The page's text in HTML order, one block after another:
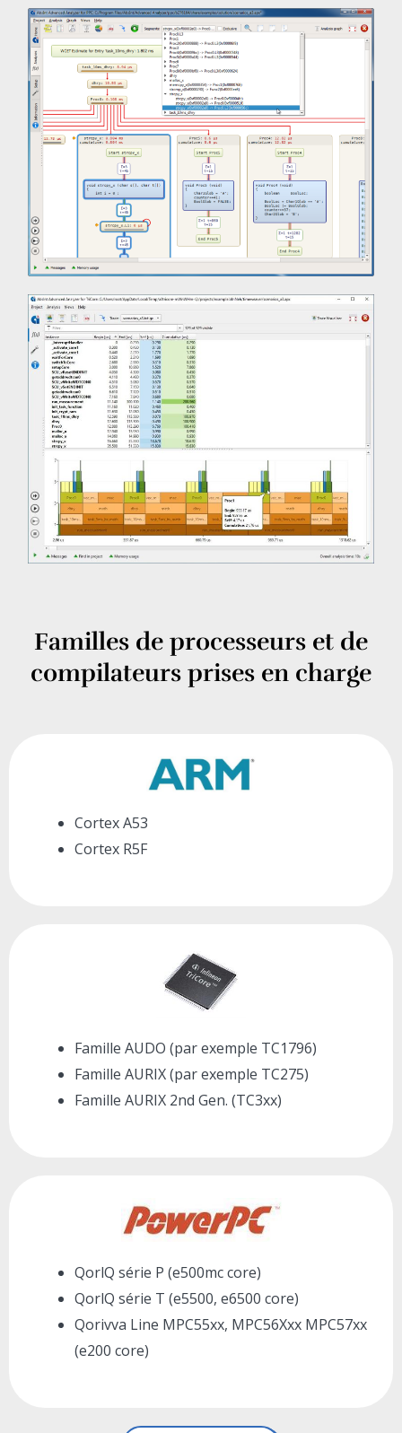
Familles de processeurs et de
compilateurs prises en charge
Cortex A53
Cortex R5F
Famille AUDO (par exemple TC1796)
Famille AURIX (par exemple TC275)
Famille AURIX 2nd Gen. (TC3xx)
QorlQ série P (e500mc core)
QorlQ série T (e5500, e6500 core)
Qorivva Line MPC55xx, MPC56Xxx MPC57xx
(e200 core)